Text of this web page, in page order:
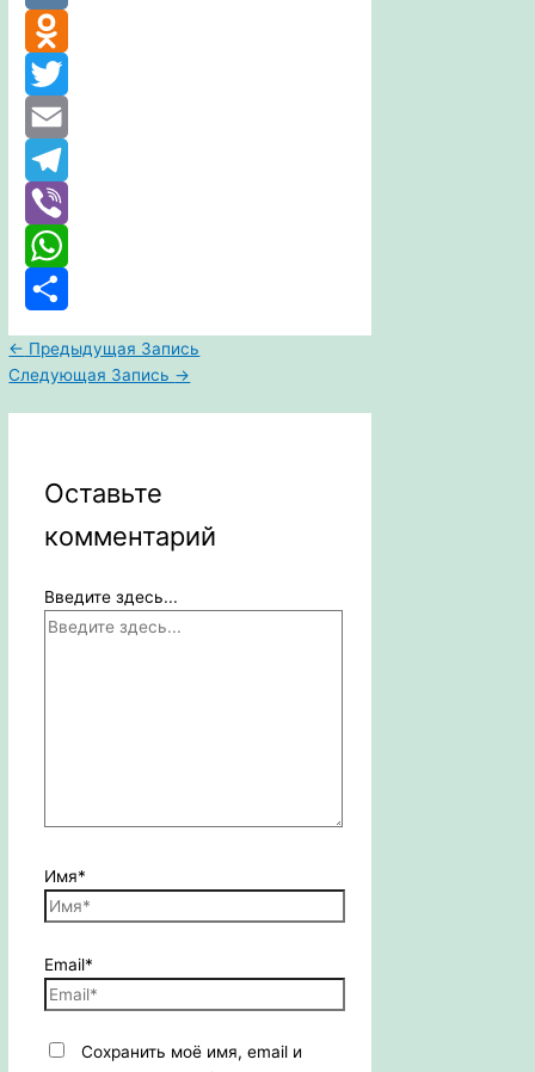
VK
Odnoklassniki
Twitter
Email
Telegram
Viber
WhatsApp
Отправить
← Предыдущая Запись
Следующая Запись →
Оставьте
комментарий
Введите здесь...
Имя*
Email*
Сохранить моё имя, email и